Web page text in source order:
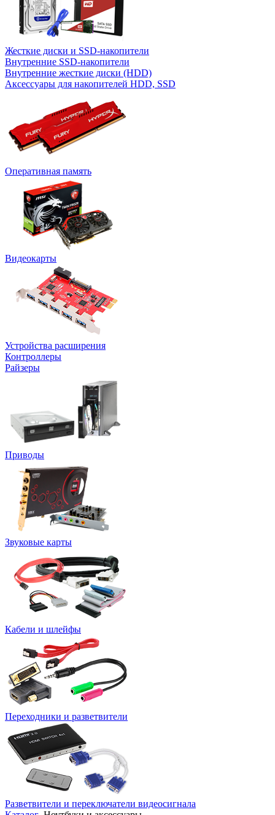
Жесткие диски и SSD-накопители
Внутренние SSD-накопители
Внутренние жесткие диски (HDD)
Аксессуары для накопителей HDD, SSD
Оперативная память
Видеокарты
Устройства расширения
Контроллеры
Райзеры
Приводы
Звуковые карты
Кабели и шлейфы
Переходники и разветвители
Разветвители и переключатели видеосигнала